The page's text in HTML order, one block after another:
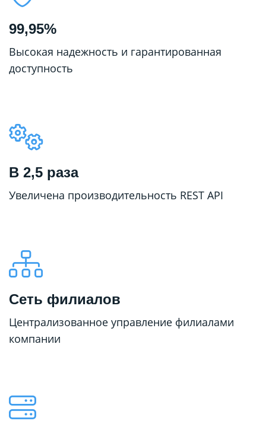
99,95%
Высокая надежность и гарантированная
доступность
В 2,5 раза
Увеличена производительность REST API
Сеть филиалов
Централизованное управление филиалами
компании